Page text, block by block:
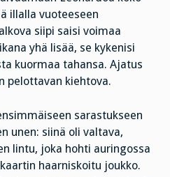
illalla vuoteeseen
siipi saisi voimaa
yhä lisää, se kykenisi
kuormaa tahansa. Ajatus
pelottavan kiehtova.
sarastukseen
unen: siinä oli valtava,
lintu, joka hohti auringossa
haarniskoitu joukko.